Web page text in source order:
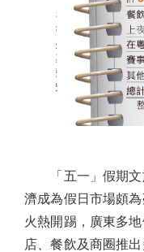
「五一」假期文
濟成為假日市場頗
火熱開踢，廣東多
店、餐飲及商圈推